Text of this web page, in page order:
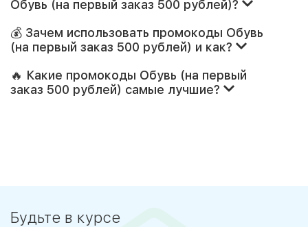
Обувь (на первый заказ 500 рублей)?
💰 Зачем использовать промокоды Обувь
(на первый заказ 500 рублей) и как?
🔥 Какие промокоды Обувь (на первый
заказ 500 рублей) самые лучшие?
Будьте в курсе